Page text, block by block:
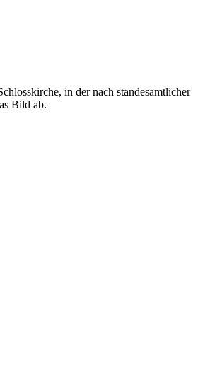
in der nach standesamtlicher
Bild ab.